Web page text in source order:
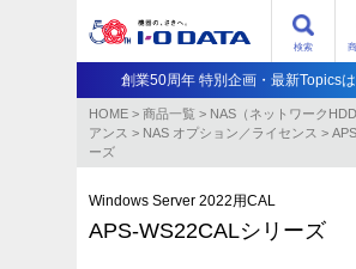
検索
創業50周年 特別企画・最新Topics
HOME > 商品一覧 > NAS（ネットワーク
アンス​ > NAS オプション／ライセンス >
ーズ
Windows Server 2022用CAL
APS-WS22CALシリーズ